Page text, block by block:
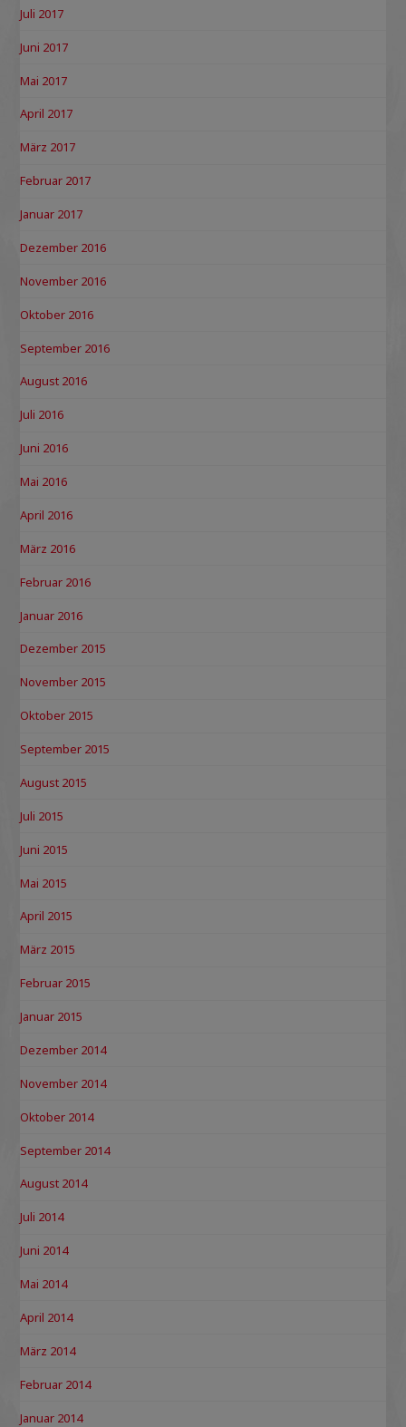
Juli 2017
Juni 2017
Mai 2017
April 2017
März 2017
Februar 2017
Januar 2017
Dezember 2016
November 2016
Oktober 2016
September 2016
August 2016
Juli 2016
Juni 2016
Mai 2016
April 2016
März 2016
Februar 2016
Januar 2016
Dezember 2015
November 2015
Oktober 2015
September 2015
August 2015
Juli 2015
Juni 2015
Mai 2015
April 2015
März 2015
Februar 2015
Januar 2015
Dezember 2014
November 2014
Oktober 2014
September 2014
August 2014
Juli 2014
Juni 2014
Mai 2014
April 2014
März 2014
Februar 2014
Januar 2014